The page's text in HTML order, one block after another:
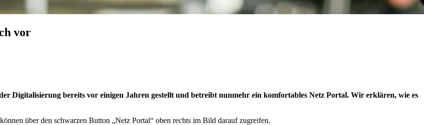
vor
Digitalisierung bereits vor einigen Jahren gestellt und betreibt nunmehr ein komfortables Netz Portal. Wir erklären, wie es
über den schwarzen Button „Netz Portal“ oben rechts im Bild darauf zugreifen.